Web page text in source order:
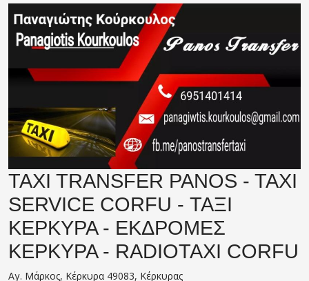
TAXI TRANSFER PANOS - TAXI
SERVICE CORFU - ΤΑΞΙ
ΚΕΡΚΥΡΑ - ΕΚΔΡΟΜΕΣ
ΚΕΡΚΥΡΑ - RADIOTAXI CORFU
Αγ. Μάρκος, Κέρκυρα 49083, Κέρκυρας